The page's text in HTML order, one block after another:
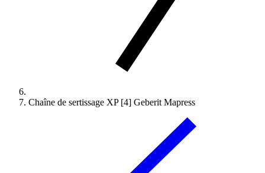
Chaîne de sertissage XP [4] Geberit Mapress